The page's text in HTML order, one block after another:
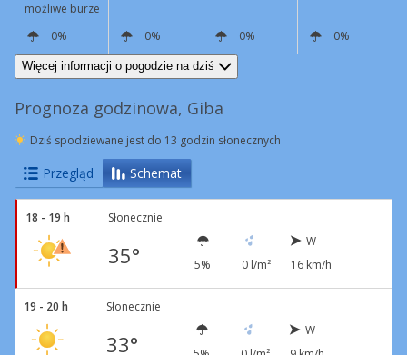
możliwe burze
0% 0% 0%
0%
W
9 km/h NE
3 km/h
Więcej informacji o pogodzie na dziś
Prognoza godzinowa, Giba
Dziś spodziewane jest do 13 godzin słonecznych
Przegląd Schemat
18 - 19 h Słonecznie
35° 5% 0 l/m²
W
16 km/h
19 - 20 h Słonecznie
33°
W